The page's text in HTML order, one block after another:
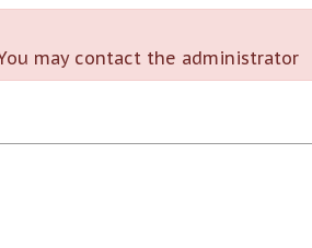
may contact the administrator